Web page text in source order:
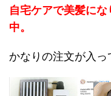
自宅ケアで美髪に
中。
かなりの注文が入